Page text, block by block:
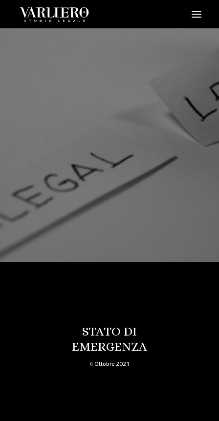
PRENDI UN APPUNTAMENTO
STATO DI
EMERGENZA
4 Ottobre 2021